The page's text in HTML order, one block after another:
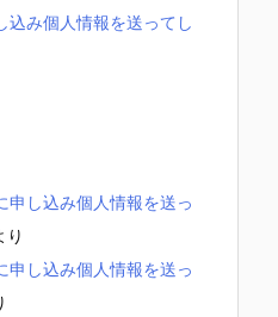
込み個人情報を送ってし
申し込み個人情報を送っ
り
申し込み個人情報を送っ